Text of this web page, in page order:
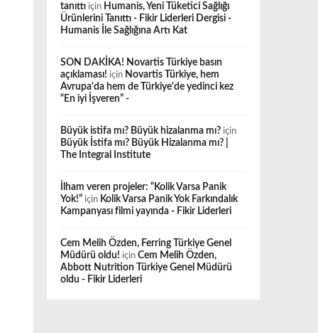
tanıttıiçin Humanis, Yeni Tüketici Sağlığı
Ürünlerini Tanıttı - Fikir Liderleri Dergisi -
Humanis İle Sağlığına Artı Kat
SON DAKİKA! Novartis Türkiye basın
açıklaması! için Novartis Türkiye, hem
Avrupa'da hem de Türkiye'de yedinci kez
“En iyi İşveren” -
Büyük istifa mı? Büyük hizalanma mı?için
Büyük İstifa mı? Büyük Hizalanma mı? |
The Integral Institute
İlham veren projeler: “Kolik Varsa Panik
Yok!”için Kolik Varsa Panik Yok Farkındalık
Kampanyası filmi yayında - Fikir Liderleri
Cem Melih Özden, Ferring Türkiye Genel
Müdürü oldu! için Cem Melih Özden,
Abbott Nutrition Türkiye Genel Müdürü
oldu - Fikir Liderleri